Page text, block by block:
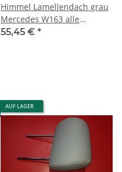
Himmel Lamellendach grau
Mercedes W163 alle
Modelle 1998-2005
55,45 € *
AUF LAGER